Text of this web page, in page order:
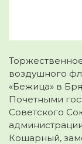
воздушного
«Бежица» в
Почетными
Советского
Кошарный,